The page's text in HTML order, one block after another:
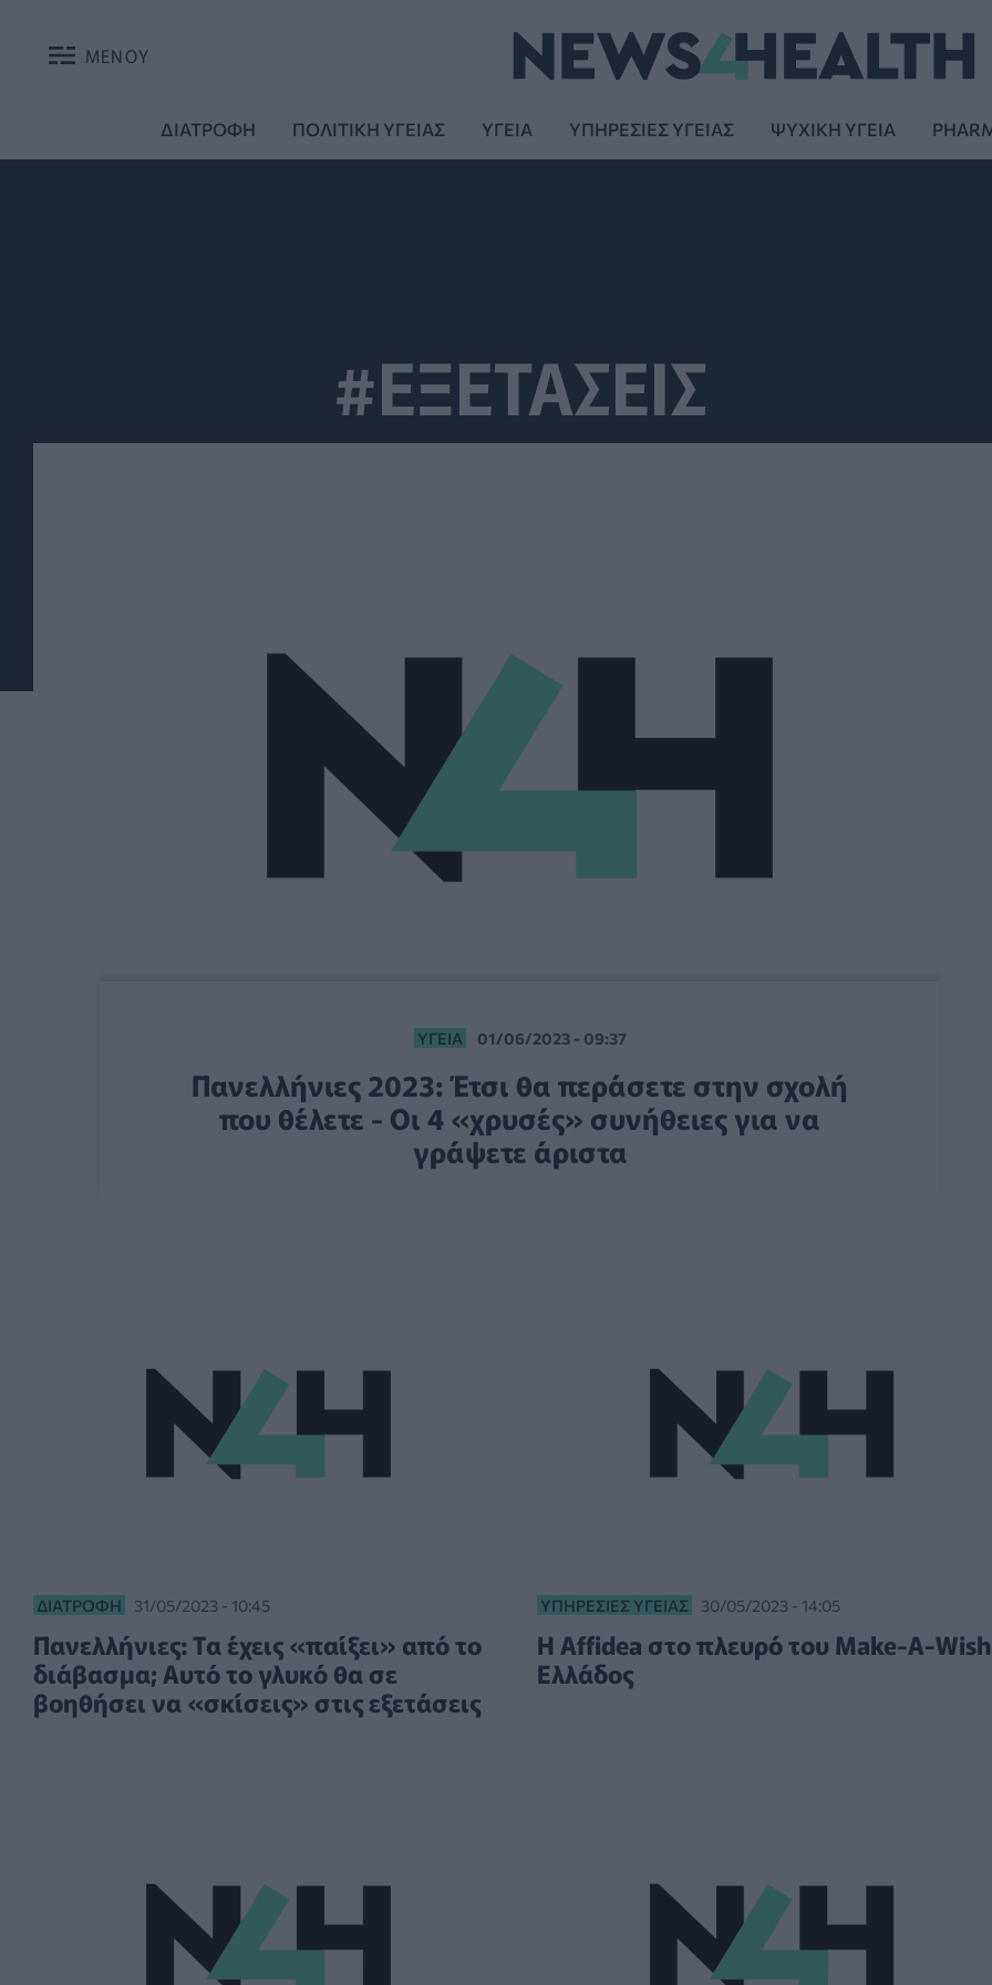
ΜΕΝΟΥ
ΔΙΑΤΡΟΦΗ ΠΟΛΙΤΙΚΗ ΥΓΕΙΑΣ ΥΓΕΙΑ ΥΠΗΡΕΣΙΕΣ ΥΓΕΙΑΣ ΨΥΧΙΚΗ ΥΓΕΙΑ
#ΕΞΕΤΑΣΕΙΣ
ΥΓΕΊΑ 01/06/2023 - 09:37
Πανελλήνιες 2023: Έτσι θα περάσετε στην σχολή
που θέλετε - Οι 4 «χρυσές» συνήθειες για να
γράψετε άριστα
ΔΙΑΤΡΟΦΉ 31/05/2023 - 10:45
Πανελλήνιες: Τα έχεις «παίξει» από το
διάβασμα; Αυτό το γλυκό θα σε
βοηθήσει να «σκίσεις» στις εξετάσεις
ΥΠΗΡΕΣΊΕΣ ΥΓΕΊΑΣ 30/05/2023 - 14:05
Η Affidea στο πλευρό του Make-A-Wish
Ελλάδος